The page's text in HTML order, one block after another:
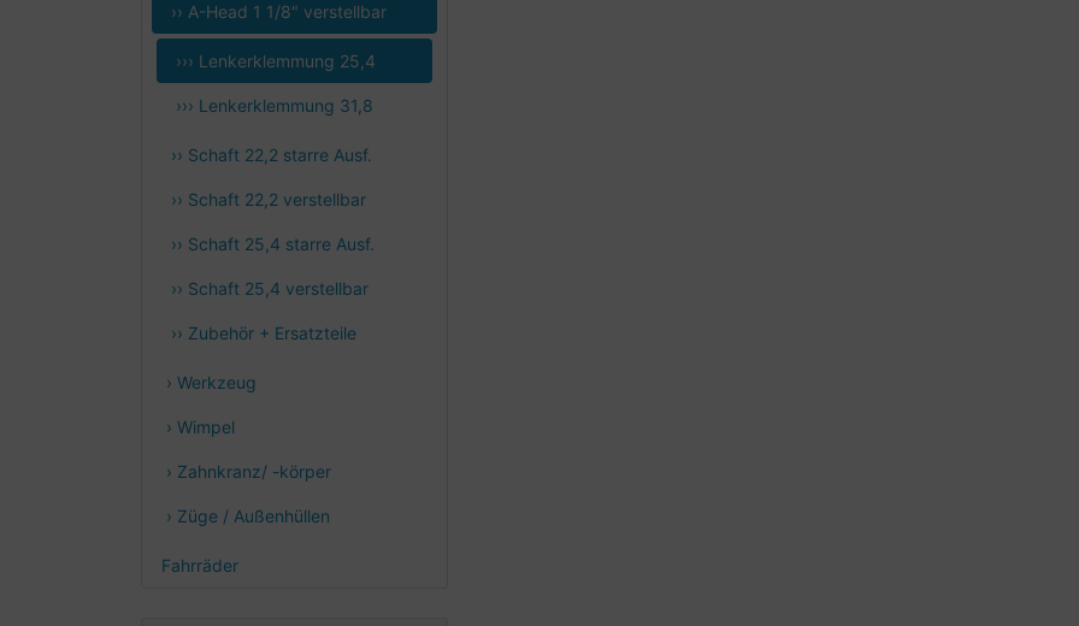
›› A-Head 1 1/8" verstellbar
››› Lenkerklemmung 25,4
››› Lenkerklemmung 31,8
›› Schaft 22,2 starre Ausf.
›› Schaft 22,2 verstellbar
›› Schaft 25,4 starre Ausf.
›› Schaft 25,4 verstellbar
›› Zubehör + Ersatzteile
› Werkzeug
› Wimpel
› Zahnkranz/ -körper
› Züge / Außenhüllen
Fahrräder